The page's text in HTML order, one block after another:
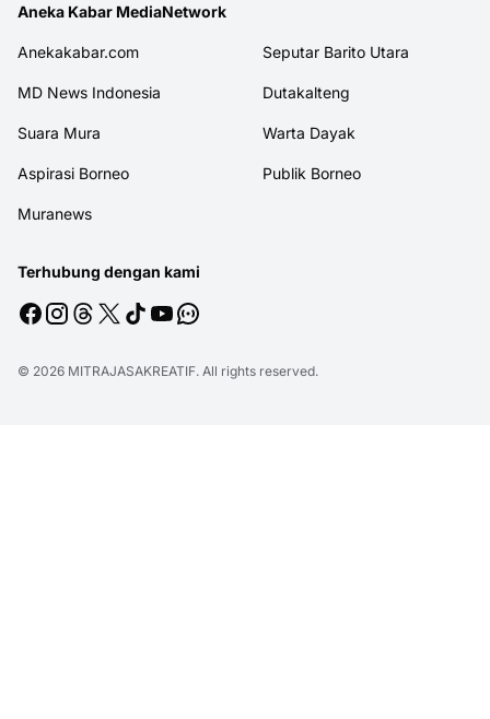
Aneka Kabar MediaNetwork
Anekakabar.com Seputar Barito Utara
MD News Indonesia Dutakalteng
Suara Mura Warta Dayak
Aspirasi Borneo Publik Borneo
Muranews
Terhubung dengan kami
© 2026 MITRAJASAKREATIF. All rights reserved.